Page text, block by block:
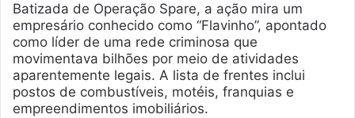
Batizada de Operação Spare, a ação mira um
empresário conhecido como “Flavinho”, apontado
como líder de uma rede criminosa que
movimentava bilhões por meio de atividades
aparentemente legais. A lista de frentes inclui
postos de combustíveis, motéis, franquias e
empreendimentos imobiliários.